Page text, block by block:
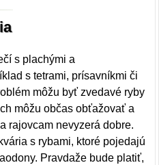
s plachými a
s tetrami, prísavníkmi či
môžu byť zvedavé ryby
môžu občas obťažovať a
rajovcam nevyzerá dobre.
s rybami, ktoré pojedajú
Pravdaže bude platiť,